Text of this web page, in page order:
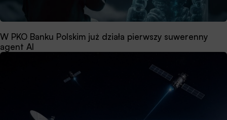
W PKO Banku Polskim już działa pierwszy suwerenny
agent AI